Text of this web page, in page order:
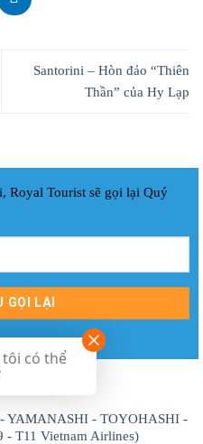
Santorini – Hòn đảo “Thiên
Thần” của Hy Lạp
Royal Tourist sẽ gọi lại Quý
YAMANASHI - TOYOHASHI -
T11 Vietnam Airlines)
tôi có thể